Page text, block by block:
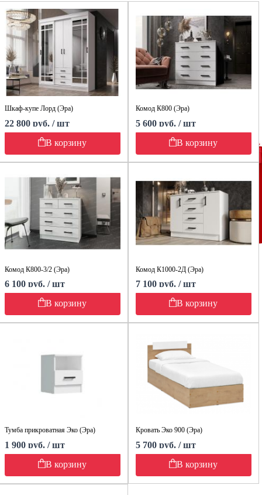
Шкаф-купе Лорд (Эра)
22 800 руб. / шт
В корзину
Комод К800 (Эра)
5 600 руб. / шт
В корзину
Комод К800-3/2 (Эра)
6 100 руб. / шт
В корзину
Комод К1000-2Д (Эра)
7 100 руб. / шт
В корзину
Тумба прикроватная Эко (Эра)
1 900 руб. / шт
В корзину
Кровать Эко 900 (Эра)
5 700 руб. / шт
В корзину